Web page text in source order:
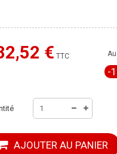
€ TTC
cher ailleurs ?
-
AJOUTER AU PANIER